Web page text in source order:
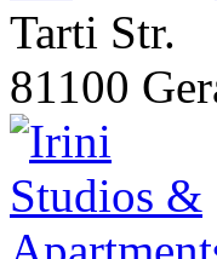
Tarti Str.
81100